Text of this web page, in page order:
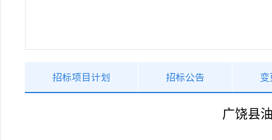
招标项目计划 招标公告
广饶县